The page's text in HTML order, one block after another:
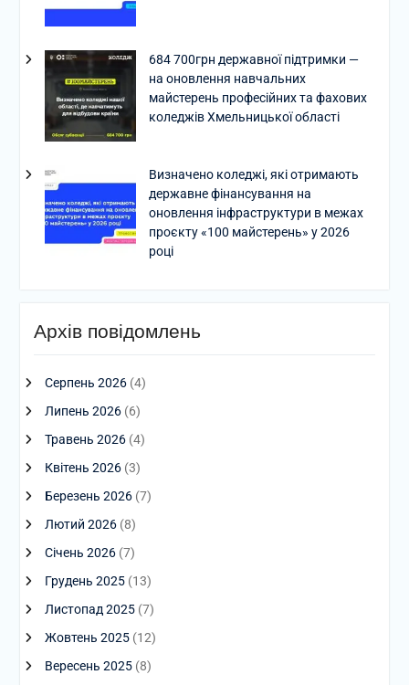
684 700грн державної підтримки —
на оновлення навчальних
майстерень професійних та фахових
коледжів Хмельницької області
Визначено коледжі, які отримають
державне фінансування на
оновлення інфраструктури в межах
проєкту «100 майстерень» у 2026
році
Архів повідомлень
Серпень 2026(4)
Липень 2026(6)
Травень 2026(4)
Квітень 2026(3)
Березень 2026(7)
Лютий 2026(8)
Січень 2026(7)
Грудень 2025(13)
Листопад 2025(7)
Жовтень 2025(12)
Вересень 2025(8)